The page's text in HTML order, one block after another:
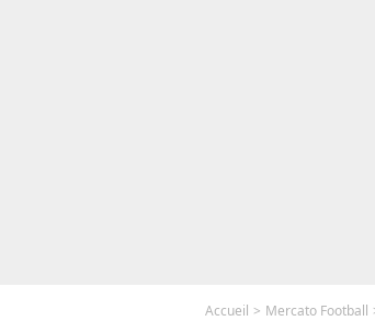
Accueil Mercato Football